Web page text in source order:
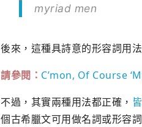
myriad men
後來，這種具詩意的形容詞用
請參閱： C’mon, Of Course
不過，其實兩種用法都正確，
個古希臘文可用做名詞或形容